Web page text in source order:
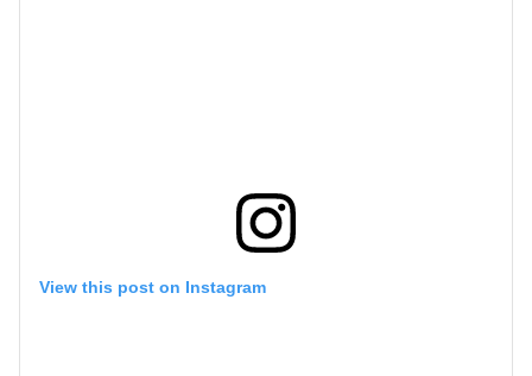
View this post on Instagram